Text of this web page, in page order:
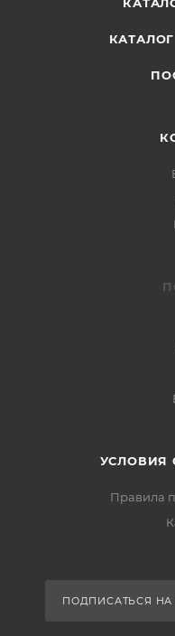
КАТАЛОГ
УСЛОВИЯ
Правила
ПОДПИСАТЬСЯ